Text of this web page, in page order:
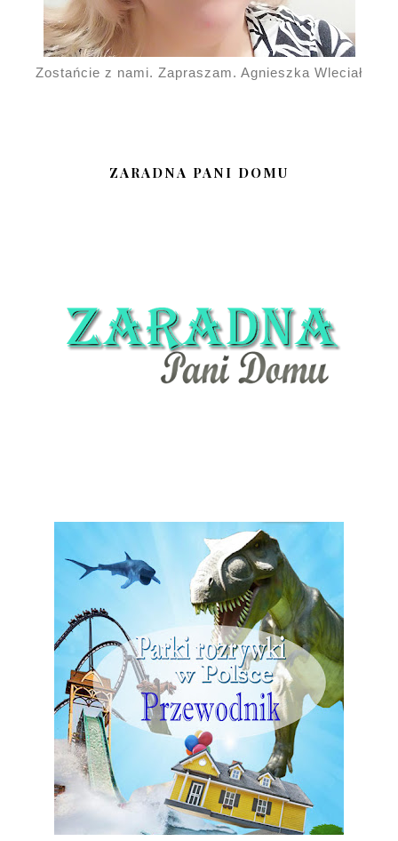
Zostańcie z nami. Zapraszam. Agnieszka Wleciał
ZARADNA PANI DOMU